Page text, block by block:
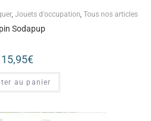
, Jouets d'occupation, Tous nos articles
Sodapup
15,95€
au panier